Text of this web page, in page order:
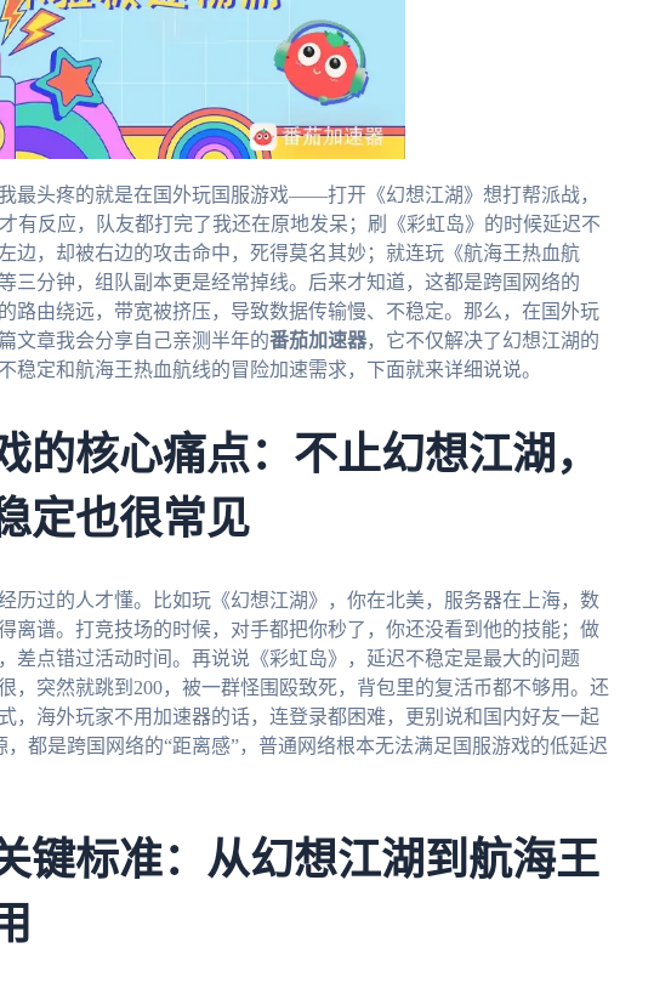
最头疼的就是在国外玩国服游戏——打开《幻想江湖》想打帮派战，
有反应，队友都打完了我还在原地发呆；刷《彩虹岛》的时候延迟不
边，却被右边的攻击命中，死得莫名其妙；就连玩《航海王热血航
三分钟，组队副本更是经常掉线。后来才知道，这都是跨国网络的
路由绕远，带宽被挤压，导致数据传输慢、不稳定。那么，在国外玩
文章我会分享自己亲测半年的番茄加速器，它不仅解决了幻想江湖的
稳定和航海王热血航线的冒险加速需求，下面就来详细说说。
的核心痛点：不止幻想江湖，
定也很常见
历过的人才懂。比如玩《幻想江湖》，你在北美，服务器在上海，数
离谱。打竞技场的时候，对手都把你秒了，你还没看到他的技能；做
差点错过活动时间。再说说《彩虹岛》，延迟不稳定是最大的问题
突然就跳到200，被一群怪围殴致死，背包里的复活币都不够用。还
，海外玩家不用加速器的话，连登录都困难，更别说和国内好友一起
，都是跨国网络的“距离感”，普通网络根本无法满足国服游戏的低延迟
键标准：从幻想江湖到航海王